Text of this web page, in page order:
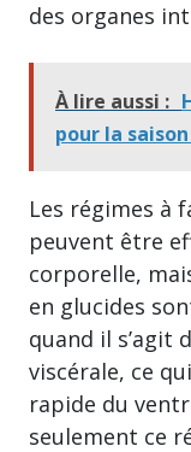
des organes
À lire aussi :
pour la
Les régimes à
peuvent être
corporelle,
en glucides
quand il s’agit
viscérale, ce
rapide du
seulement ce